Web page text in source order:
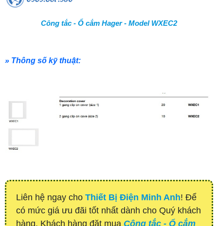
Công tắc - Ổ cắm Hager - Model WXEC2
» Thông số kỹ thuật:
Liên hệ ngay cho Thiết Bị Điện Minh Anh! Để
có mức giá ưu đãi tốt nhất dành cho Quý khách
hàng. Khách hàng đặt mua Công tắc - Ổ cắm